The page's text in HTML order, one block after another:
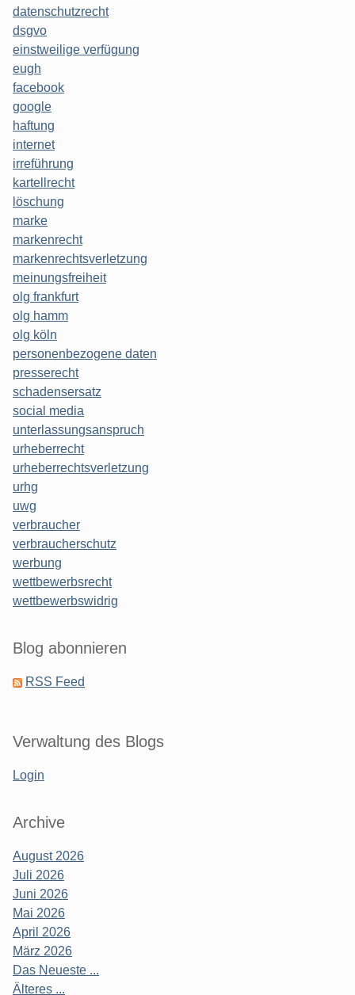
datenschutzrecht
dsgvo
einstweilige verfügung
eugh
facebook
google
haftung
internet
irreführung
kartellrecht
löschung
marke
markenrecht
markenrechtsverletzung
meinungsfreiheit
olg frankfurt
olg hamm
olg köln
personenbezogene daten
presserecht
schadensersatz
social media
unterlassungsanspruch
urheberrecht
urheberrechtsverletzung
urhg
uwg
verbraucher
verbraucherschutz
werbung
wettbewerbsrecht
wettbewerbswidrig
Blog abonnieren
RSS Feed
Verwaltung des Blogs
Login
Archive
August 2026
Juli 2026
Juni 2026
Mai 2026
April 2026
März 2026
Das Neueste ...
Älteres ...